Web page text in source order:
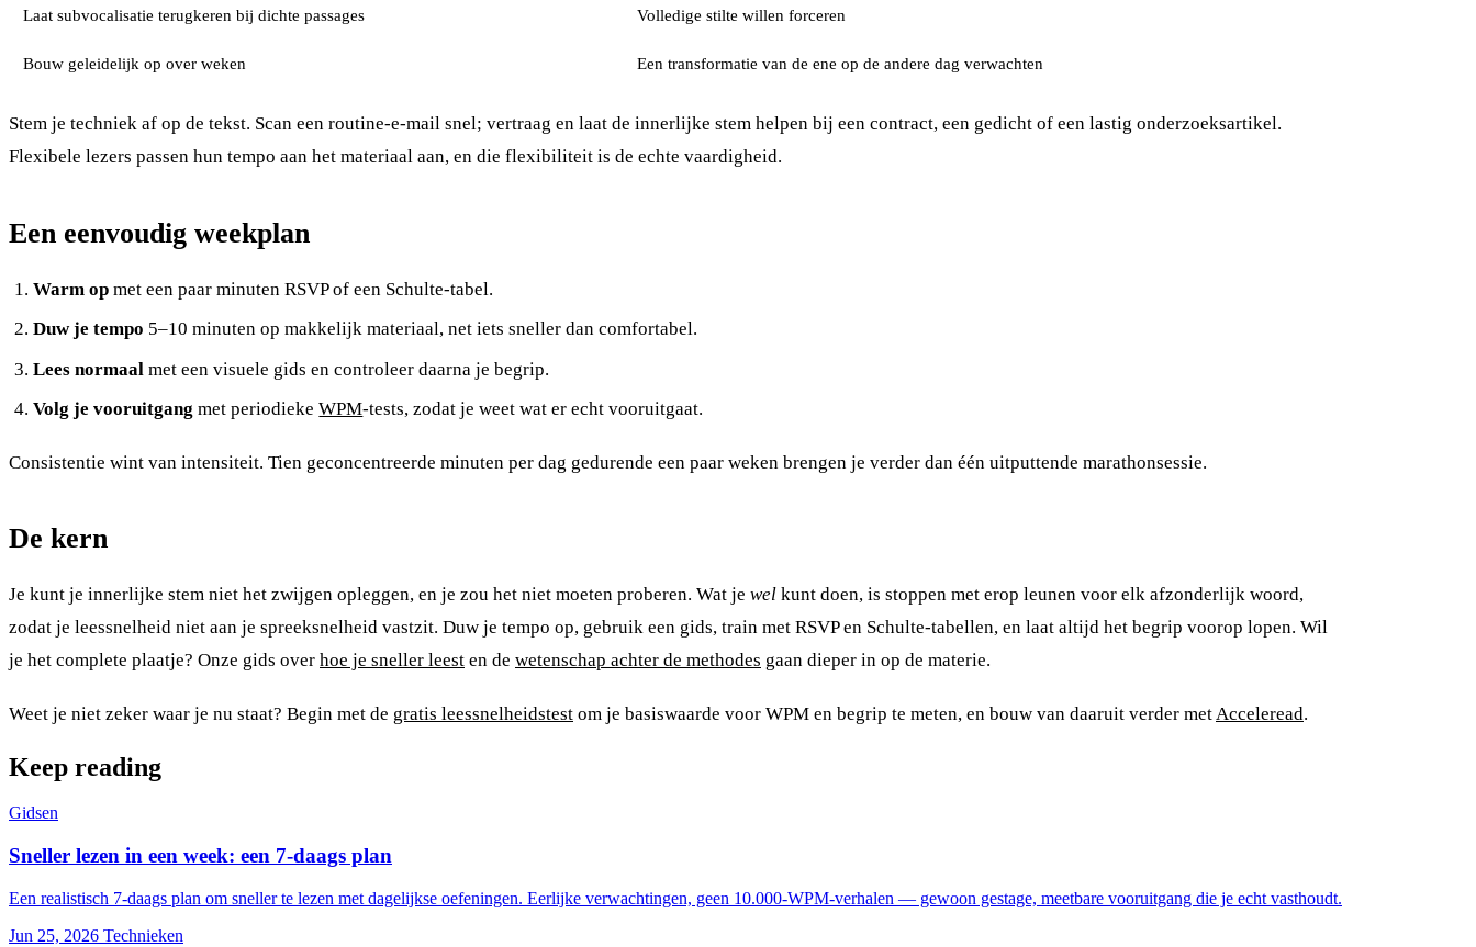
Laat subvocalisatie terugkeren bij dichte passages Volledige stilte willen forceren
Bouw geleidelijk op over weken Een transformatie van de ene op de andere dag verwachten
Stem je techniek af op de tekst. Scan een routine-e-mail snel; vertraag en laat de innerlijke stem helpen bij een contract, een gedicht of een lastig onderzoeksartikel.
Flexibele lezers passen hun tempo aan het materiaal aan, en die flexibiliteit is de echte vaardigheid.
Een eenvoudig weekplan
Warm op met een paar minuten RSVP of een Schulte-tabel.
Duw je tempo 5–10 minuten op makkelijk materiaal, net iets sneller dan comfortabel.
Lees normaal met een visuele gids en controleer daarna je begrip.
Volg je vooruitgang met periodiekeWPM-tests, zodat je weet wat er echt vooruitgaat.
Consistentie wint van intensiteit. Tien geconcentreerde minuten per dag gedurende een paar weken brengen je verder dan één uitputtende marathonsessie.
De kern
Je kunt je innerlijke stem niet het zwijgen opleggen, en je zou het niet moeten proberen. Wat je wel kunt doen, is stoppen met erop leunen voor elk afzonderlijk woord,
zodat je leessnelheid niet aan je spreeksnelheid vastzit. Duw je tempo op, gebruik een gids, train met RSVP en Schulte-tabellen, en laat altijd het begrip voorop lopen. Wil
je het complete plaatje? Onze gids over hoe je sneller leest en de wetenschap achter de methodes gaan dieper in op de materie.
Weet je niet zeker waar je nu staat? Begin met de gratis leessnelheidstest om je basiswaarde voor WPM en begrip te meten, en bouw van daaruit verder met Acceleread.
Keep reading
Gidsen
Sneller lezen in een week: een 7-daags plan
Een realistisch 7-daags plan om sneller te lezen met dagelijkse oefeningen. Eerlijke verwachtingen, geen 10.000-WPM-verhalen — gewoon gestage, meetbare vooruitgang die je echt vasthoudt.
Jun 25, 2026 Technieken